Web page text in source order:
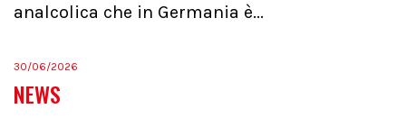
analcolica che in Germania è...
30/06/2026
NEWS